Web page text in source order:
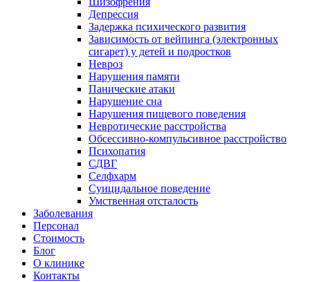
Депрессия
Задержка психического развития
Зависимость от вейпинга (электронных
сигарет) у детей и подростков
Невроз
Нарушения памяти
Панические атаки
Нарушение сна
Нарушения пищевого поведения
Невротические расстройства
Обсессивно-компульсивное расстройство
Психопатия
СДВГ
Селфхарм
Суицидальное поведение
Умственная отсталость
Заболевания
Персонал
Стоимость
Блог
О клинике
Контакты